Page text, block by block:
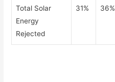
Total Solar
Energy
Rejected
31% 36%